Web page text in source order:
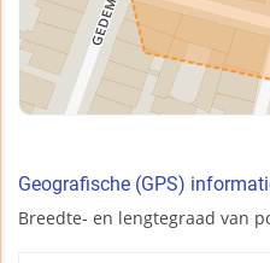
Geografische (GPS)
Breedte- en lengtegraad van